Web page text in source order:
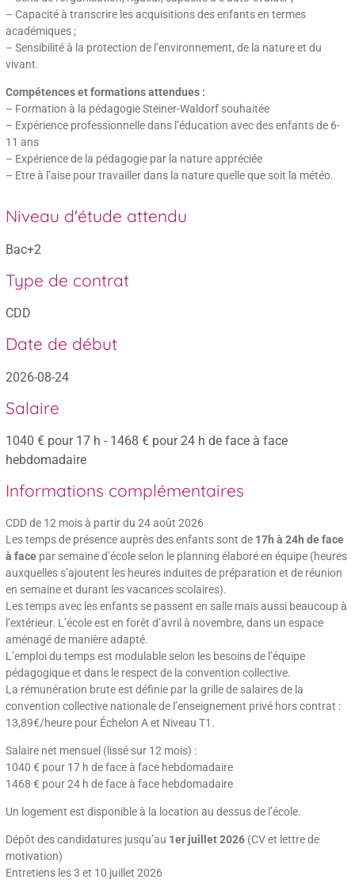
– Capacité à transcrire les acquisitions des enfants en termes
académiques ;
– Sensibilité à la protection de l’environnement, de la nature et du
vivant.
Compétences et formations attendues :
– Formation à la pédagogie Steiner-Waldorf souhaitée
– Expérience professionnelle dans l’éducation avec des enfants de 6-
11 ans
– Expérience de la pédagogie par la nature appréciée
– Etre à l’aise pour travailler dans la nature quelle que soit la météo.
Niveau d'étude attendu
Bac+2
Type de contrat
CDD
Date de début
2026-08-24
Salaire
1040 € pour 17 h - 1468 € pour 24 h de face à face
hebdomadaire
Informations complémentaires
CDD de 12 mois à partir du 24 août 2026
Les temps de présence auprès des enfants sont de 17h à 24h de face
à face par semaine d’école selon le planning élaboré en équipe (heures
auxquelles s’ajoutent les heures induites de préparation et de réunion
en semaine et durant les vacances scolaires).
Les temps avec les enfants se passent en salle mais aussi beaucoup à
l’extérieur. L’école est en forêt d’avril à novembre, dans un espace
aménagé de manière adapté.
L’emploi du temps est modulable selon les besoins de l’équipe
pédagogique et dans le respect de la convention collective.
La rémunération brute est définie par la grille de salaires de la
convention collective nationale de l’enseignement privé hors contrat :
13,89€/heure pour Échelon A et Niveau T1.
Salaire net mensuel (lissé sur 12 mois) :
1040 € pour 17 h de face à face hebdomadaire
1468 € pour 24 h de face à face hebdomadaire
Un logement est disponible à la location au dessus de l’école.
Dépôt des candidatures jusqu’au 1er juillet 2026 (CV et lettre de
motivation)
Entretiens les 3 et 10 juillet 2026